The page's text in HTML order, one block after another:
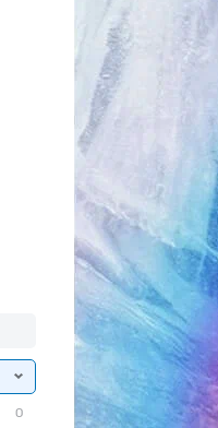
О